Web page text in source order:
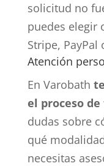
solicitud no
puedes elegir
Stripe,
Atención
En Varobath
el proceso
dudas sobre
qué
necesitas